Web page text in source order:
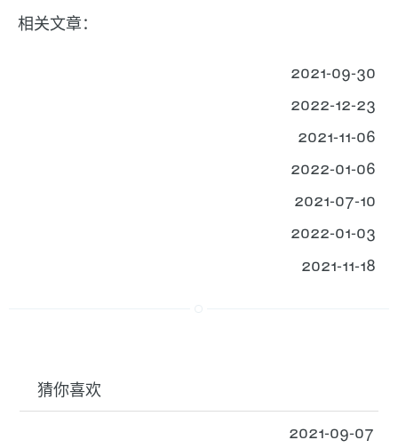
相关文章：
2021-09-30
2022-12-23
2021-11-06
2022-01-06
2021-07-10
2022-01-03
2021-11-18
猜你喜欢
2021-09-07